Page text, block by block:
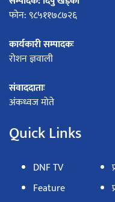
फोन: ९८५११७८७२६
कार्यकारी सम्पादकः
रोशन ज्ञवाली
संवाददाताः
अंकध्वज मोते
Quick Links
DNF TV
Feature